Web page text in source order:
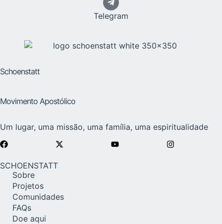
Telegram
Schoenstatt
Movimento Apostólico
Um lugar, uma missão, uma família, uma espiritualidade
SCHOENSTATT
Sobre
Projetos
Comunidades
FAQs
Doe aqui